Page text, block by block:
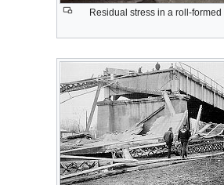
Residual stress in a roll-formed